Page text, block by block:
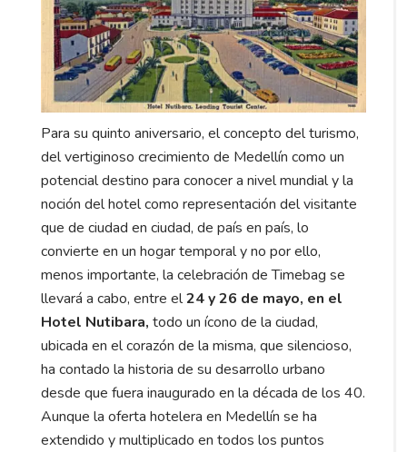
Para su quinto aniversario, el concepto del turismo,
del vertiginoso crecimiento de Medellín como un
potencial destino para conocer a nivel mundial y la
noción del hotel como representación del visitante
que de ciudad en ciudad, de país en país, lo
convierte en un hogar temporal y no por ello,
menos importante, la celebración de Timebag se
llevará a cabo, entre el24 y 26 de mayo, en el
Hotel Nutibara, todo un ícono de la ciudad,
ubicada en el corazón de la misma, que silencioso,
ha contado la historia de su desarrollo urbano
desde que fuera inaugurado en la década de los 40.
Aunque la oferta hotelera en Medellín se ha
extendido y multiplicado en todos los puntos